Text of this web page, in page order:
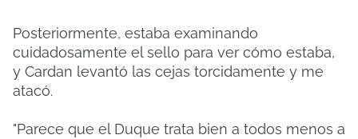
Posteriormente, estaba examinando
cuidadosamente el sello para ver cómo estaba,
y Cardan levantó las cejas torcidamente y me
atacó.
"Parece que el Duque trata bien a todos menos a